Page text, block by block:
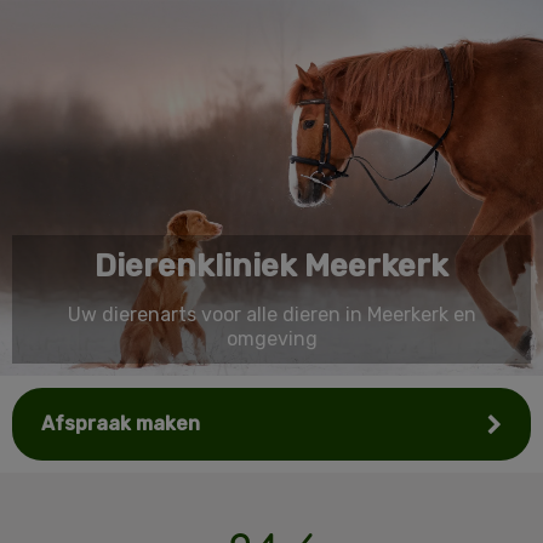
Dierenkliniek Meerkerk
Uw dierenarts voor alle dieren in Meerkerk en
omgeving
Afspraak maken